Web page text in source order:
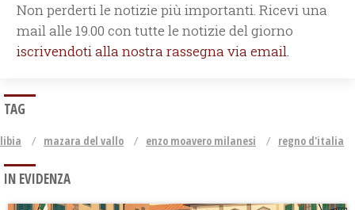
Non perderti le notizie più importanti. Ricevi una
mail alle 19.00 con tutte le notizie del giorno
iscrivendoti alla nostra rassegna via email.
TAG
libia mazara del vallo enzo moavero milanesi regno d'italia
IN EVIDENZA